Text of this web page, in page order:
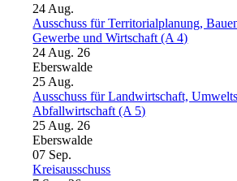
24 Aug.
Ausschuss für Territorialplanung,
Gewerbe und Wirtschaft (A 4)
24 Aug. 26
Eberswalde
25 Aug.
Ausschuss für Landwirtschaft,
Abfallwirtschaft (A 5)
25 Aug. 26
Eberswalde
07 Sep.
Kreisausschuss